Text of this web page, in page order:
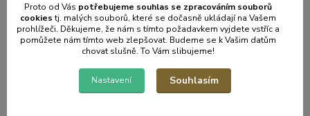
Proto od Vás potřebujeme souhlas se zpracováním souborů
cookiestj. malých souborů, které se dočasně ukládají na Vašem
prohlížeči. Děkujeme, že nám s tímto požadavkem vyjdete vstříc a
pomůžete nám tímto web zlepšovat. Budeme se k Vašim datům
chovat slušně. To Vám slibujeme!
Nastavení Souhlasím